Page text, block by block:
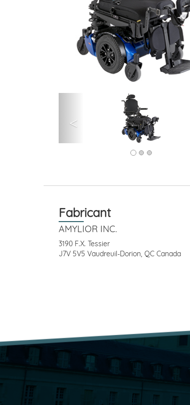
<
Fabricant
AMYLIOR INC.
3190 F.X. Tessier
J7V 5V5 Vaudreuil-Dorion, QC Canada